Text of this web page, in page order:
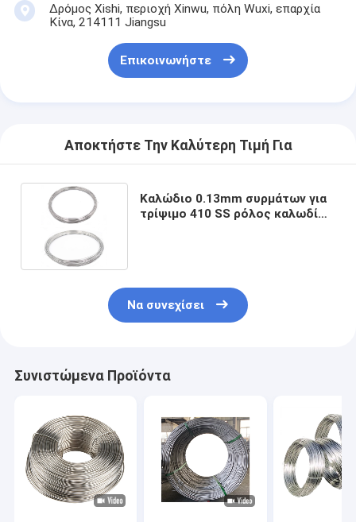
Δρόμος Xishi, περιοχή Xinwu, πόλη Wuxi, επαρχία
Κίνα, 214111 Jiangsu
Επικοινωνήστε
Αποκτήστε Την Καλύτερη Τιμή Για
Καλώδιο 0.13mm συρμάτων για
τρίψιμο 410 SS ρόλος καλωδίων
Να συνεχίσει
Συνιστώμενα Προϊόντα